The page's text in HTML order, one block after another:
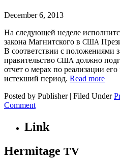
December 6, 2013
На следующей неделе
закона Магнитского в США
В соответствии с положениями
правительство США должно
отчет о мерах по реализации
истекший период. Read more
Posted by Publisher | Filed Under
Comment
Link
Hermitage TV